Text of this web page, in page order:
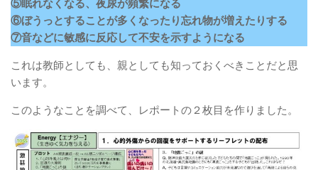
⑥ぼうっとすることが多くなったり忘れ物が増えたりする
⑦音などに敏感に反応して不安を示すようになる
これは教師としても、親としても知っておくべきことだと思
います。
このようなことを調べて、レポートの２枚目を作りました。